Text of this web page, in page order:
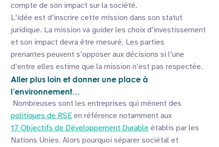
compte de son impact sur la société.
L’idée est d’inscrire cette mission dans son statut
juridique. La mission va guider les choix d’investissement
et son impact devra être mesuré. Les parties
prenantes peuvent s’opposer aux décisions si l’une
d’entre elles estime que la mission n’est pas respectée.
Aller plus loin et donner une place à
l’environnement…
Nombreuses sont les entreprises qui mènent des
politiques de RSE en référence notamment aux
17 Objectifs de Développement Durable établis par les
Nations Unies. Alors pourquoi séparer sociétal et